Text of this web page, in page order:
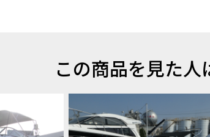
この商品を見た